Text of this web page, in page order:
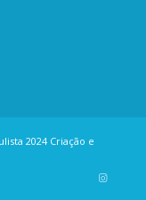
2024 Criação e